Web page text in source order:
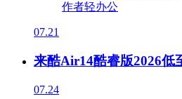
07.21
来酷Air14酷睿版2026低
07.24